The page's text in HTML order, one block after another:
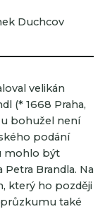
Duchcov
velikán
(* 1668 Praha,
bohužel není
podání
mohlo být
Brandla. Na
který ho později
také